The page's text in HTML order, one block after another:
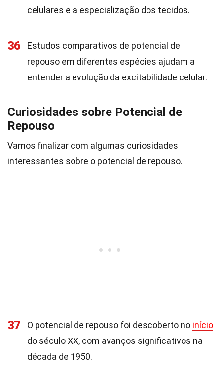
celulares e a especialização dos tecidos.
36
Estudos comparativos de potencial de
repouso em diferentes espécies ajudam a
entender a evolução da excitabilidade celular.
Curiosidades sobre Potencial de
Repouso
Vamos finalizar com algumas curiosidades
interessantes sobre o potencial de repouso.
37 O potencial de repouso foi descoberto no início
do século XX, com avanços significativos na
década de 1950.